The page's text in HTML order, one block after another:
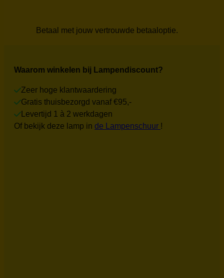
Betaal met jouw vertrouwde betaaloptie.
Waarom winkelen bij Lampendiscount?
Zeer hoge klantwaardering
Gratis thuisbezorgd vanaf €95,-
Levertijd 1 à 2 werkdagen
Of bekijk deze lamp in de Lampenschuur !